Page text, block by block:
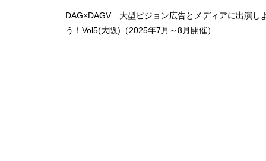
DAG×DAGV 大型ビジョン広告とメディアに出演し
う！Vol5(大阪)（2025年7月～8月開催）